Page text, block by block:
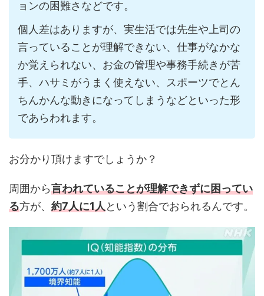
ョンの困難さなどです。
個人差はありますが、実生活では先生や上司の
言っていることが理解できない、仕事がなかな
か覚えられない、お金の管理や事務手続きが苦
手、ハサミがうまく使えない、スポーツでとん
ちんかんな動きになってしまうなどといった形
であらわれます。
お分かり頂けますでしょうか？
周囲から言われていることが理解できずに困ってい
る方が、 約7人に1人という割合でおられるんです。